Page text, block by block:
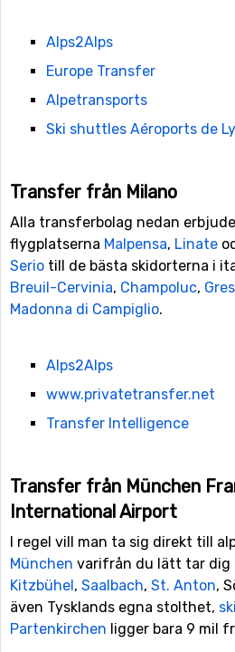
Alps2Alps
Europe Transfer
Alpetransports
Ski shuttles Aéroports de
Transfer från Milano
Alla transferbolag nedan
flygplatserna Malpensa, Linate
Serio till de bästa skidorterna i
Breuil-Cervinia, Champoluc,
Madonna di Campiglio.
Alps2Alps
www.privatetransfer.net
Transfer Intelligence
Transfer från München
International Airport
I regel vill man ta sig direkt till
München varifrån du lätt tar dig
Kitzbühel, Saalbach, St. Anton,
även Tysklands egna stolthet,
Partenkirchen ligger bara 9 mil